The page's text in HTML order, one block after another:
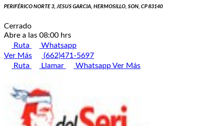
PERIFÉRICO NORTE 3, JESUS GARCIA, HERMOSILLO, SON, CP 83140
Cerrado
Abre a las 08:00 hrs
Ruta
Whatsapp
Ver Más
(662)471-5697
Ruta
Llamar WhatsappVer Más